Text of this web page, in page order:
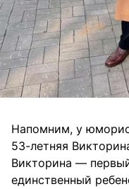
Напомним, у
53-летняя
Викторина —
единственный